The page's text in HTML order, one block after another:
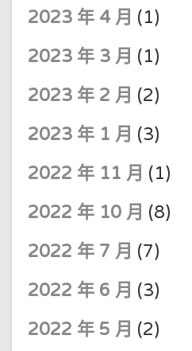
2023 年 4 月 (1)
2023 年 3 月 (1)
2023 年 2 月 (2)
2023 年 1 月 (3)
2022 年 11 月 (1)
2022 年 10 月 (8)
2022 年 7 月 (7)
2022 年 6 月 (3)
2022 年 5 月 (2)